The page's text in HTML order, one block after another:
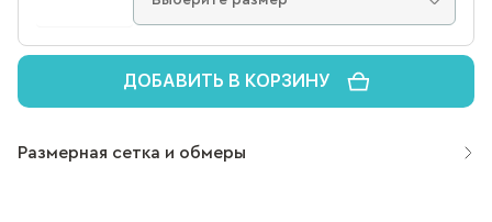
ДОБАВИТЬ В КОРЗИНУ
Размерная сетка и обмеры